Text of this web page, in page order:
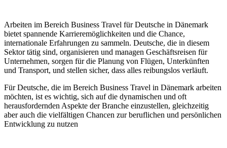
Arbeiten im Bereich Business Travel für Deutsche in Dänemark
bietet spannende Karrieremöglichkeiten und die Chance,
internationale Erfahrungen zu sammeln. Deutsche, die in diesem
Sektor tätig sind, organisieren und managen Geschäftsreisen für
Unternehmen, sorgen für die Planung von Flügen, Unterkünften
und Transport, und stellen sicher, dass alles reibungslos verläuft.
Für Deutsche, die im Bereich Business Travel in Dänemark arbeiten
möchten, ist es wichtig, sich auf die dynamischen und oft
herausfordernden Aspekte der Branche einzustellen, gleichzeitig
aber auch die vielfältigen Chancen zur beruflichen und persönlichen
Entwicklung zu nutzen